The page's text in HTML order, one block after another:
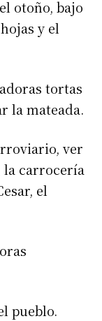
otoño, bajo
y el
tortas
la mateada.
ver
la carrocería
el
pueblo.